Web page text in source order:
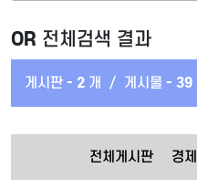
OR 전체검색 결과
게시판 - 2 개 / 게시물 - 39
전체게시판 경